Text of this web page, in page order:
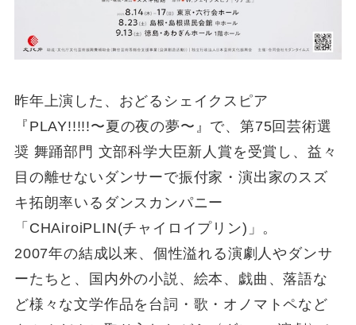
昨年上演した、おどるシェイクスピア
『PLAY!!!!!〜夏の夜の夢〜』で、第75回芸術選
奨 舞踊部門 文部科学大臣新人賞を受賞し、益々
目の離せないダンサーで振付家・演出家のスズ
キ拓朗率いるダンスカンパニー
「CHAiroiPLIN(チャイロイプリン)」。
2007年の結成以来、個性溢れる演劇人やダンサ
ーたちと、国内外の小説、絵本、戯曲、落語な
ど様々な文学作品を台詞・歌・オノマトペなど